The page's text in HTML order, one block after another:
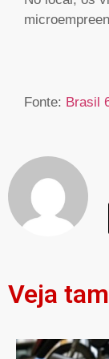
Fonte: Brasil
Veja